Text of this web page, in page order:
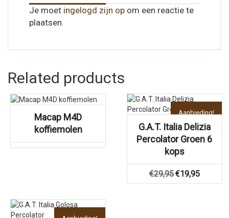
Je moet ingelogd zijn op om een reactie te
plaatsen.
Related products
Macap M4D
koffiemolen
Aanbieding!
G.A.T. Italia Delizia
Percolator Groen 6
kops
€29,95 Oorspronkelijke
prijs
€19,95Huidige
prijs